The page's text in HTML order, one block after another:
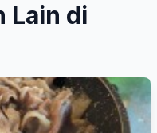
Lain di